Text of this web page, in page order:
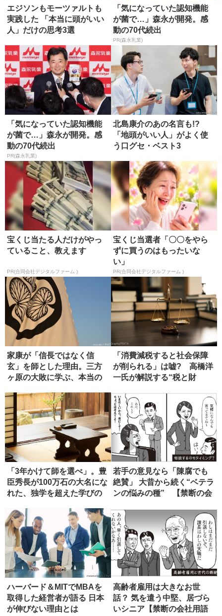
エジソンもモーツァルトも
実践した 「本当に頭がいい
人」だけの思考3選
「気になっていた認知機能
が菌で…」森永が開発。感
動の70代続出
PR(森永乳業)
「気になっていた認知機能
が菌で…」森永が開発。感
動の70代続出
PR(森永乳業)
北島康介のあの名言も!?
「地頭がいい人」がよく使
う口グセ・ベスト3
宝くじ当たる人だけがやっ
ていること、教えます
PR(合同会社デジタルファーム )
宝くじ当選者「〇〇をやら
ずに買うのはもったいな
い」
PR(合同会社デジタルファーム )
家康が「信長ではなく信
玄」を師とした理由。三方
ヶ原の大敗に学ぶ、本当の
「消費減税すると社会保障
が削られる」は嘘? 高橋洋
一氏が解説する“税と財
「3年かけて師を選べ」。豊
臣秀長が100万石の大名にな
れた、独学を超えた学びの
若手の意見なら「陳腐でも
絶賛」 大昔から続く“ベテラ
ンの悩みの種” 【禁断の会
ハーバード＆MITでMBAを
取得した経営者が語る 日本
が伸びない理由とは
高齢者雇用は大きなお世
話？ 気を遣う中堅、居づら
いシニア【禁断の会社用語